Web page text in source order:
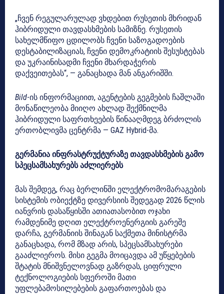
„ჩვენ რეგულარულად ვხდებით რუსეთის მხრიდან
ჰიბრიდული თავდასხმების სამიზნე. რუსეთის
სახელმწიფო ცდილობს ჩვენი საზოგადოების
დესტაბილიზაციას, ჩვენი დემოკრატიის შესუსტებას
და უკრაინისადმი ჩვენი მხარდაჭერის
დაქვეითებას“, — განაცხადა მან ანგარიშში.
Bild-ის ინფორმაციით, აგენტების გეგმების ჩაშლაში
მონაწილეობა მიიღო ახლად შექმნილმა
ჰიბრიდული საფრთხეების წინააღმდეგ ბრძოლის
ერთობლივმა ცენტრმა — GAZ Hybrid-მა.
გერმანია ინფრასტრუქტურაზე თავდასხმების გამო
სპეცსამსახურებს აძლიერებს
მას შემდეგ, რაც ბერლინში ელექტრომომარაგების
სისტემის ობიექტზე დივერსიის შედეგად 2026 წლის
იანვრის დასაწყისში ათიათასობით ოჯახი
რამდენიმე დღით ელექტროენერგიის გარეშე
დარჩა, გერმანიის შინაგან საქმეთა მინისტრმა
განაცხადა, რომ მზად არის, სპეცსამსახურები
გააძლიეროს. მისი გეგმა მოიცავდა ამ უწყებების
შტატის მნიშვნელოვნად გაზრდას, ციფრული
ტექნოლოგიების სფეროში მათი
უფლებამოსილებების გაფართოებას და